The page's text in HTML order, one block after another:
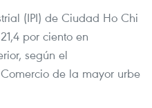
(IPI) de Ciudad Ho Chi
por ciento en
según el
de la mayor urbe